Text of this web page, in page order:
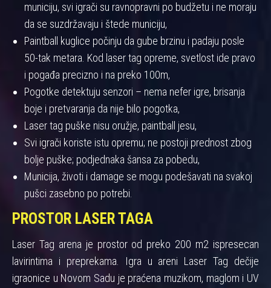
municiju, svi igrači su ravnopravni po budžetu i ne moraju
da se suzdržavaju i štede municiju,
Paintball kuglice počinju da gube brzinu i padaju posle
50-tak metara. Kod laser tag opreme, svetlost ide pravo
i pogađa precizno i na preko 100m,
Pogotke detektuju senzori – nema nefer igre, brisanja
boje i pretvaranja da nije bilo pogotka,
Laser tag puške nisu oružje, paintball jesu,
Svi igrači koriste istu opremu; ne postoji prednost zbog
bolje puške; podjednaka šansa za pobedu,
Municija, životi i damage se mogu podešavati na svakoj
pušci zasebno po potrebi.
PROSTOR LASER TAGA
Laser Tag arena je prostor od preko 200 m2 ispresecan
lavirintima i preprekama. Igra u areni Laser Tag dečije
igraonice u Novom Sadu je praćena muzikom, maglom i UV